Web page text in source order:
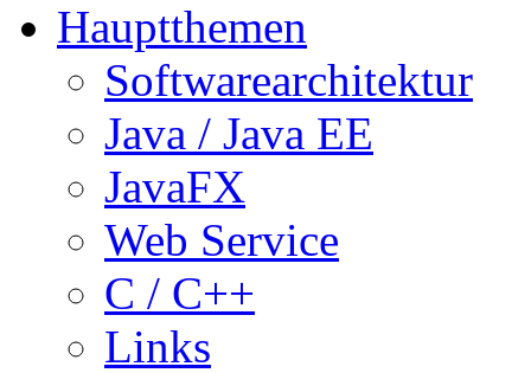
Hauptthemen
Softwarearchitektur
Java / Java EE
JavaFX
Web Service
C / C++
Links